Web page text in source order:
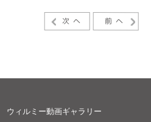
次へ 前へ
MOVIE
ウィルミー動画ギャラリー